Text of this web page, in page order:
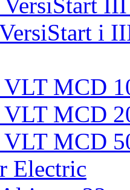
i
MCD
MCD
MCD
Electric